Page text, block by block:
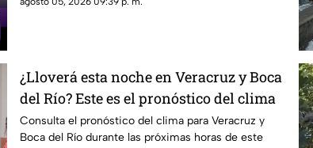
¿Lloverá esta noche en Veracruz y Boca
del Río? Este es el pronóstico del clima
Consulta el pronóstico del clima para Veracruz y
Boca del Río durante las próximas horas de este